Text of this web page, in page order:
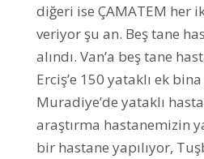
diğeri ise ÇAMATEM her
veriyor şu an. Beş tane
alındı. Van’a beş tane
Erciş’e 150 yataklı ek
Muradiye’de yataklı
araştırma hastanemizin
bir hastane yapılıyor,